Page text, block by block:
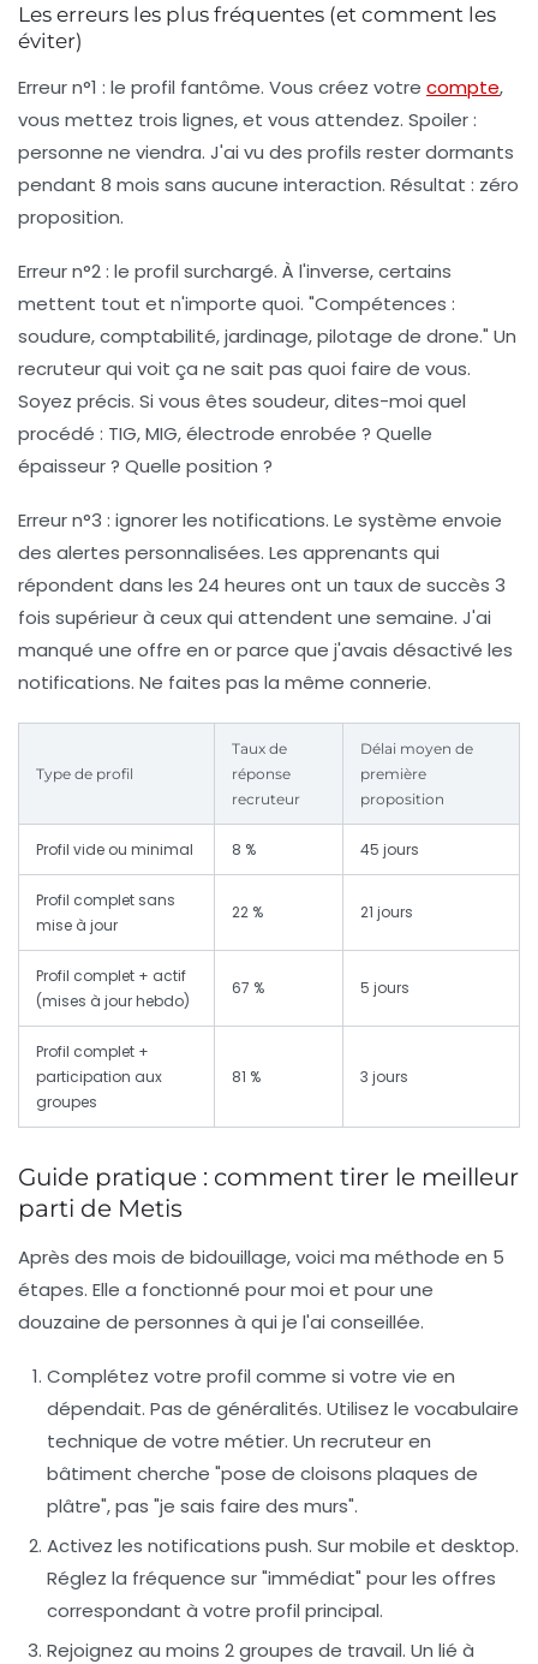
Les erreurs les plus fréquentes (et comment les
éviter)
Erreur n°1 : le profil fantôme. Vous créez votre compte,
vous mettez trois lignes, et vous attendez. Spoiler :
personne ne viendra. J'ai vu des profils rester dormants
pendant 8 mois sans aucune interaction. Résultat : zéro
proposition.
Erreur n°2 : le profil surchargé. À l'inverse, certains
mettent tout et n'importe quoi. "Compétences :
soudure, comptabilité, jardinage, pilotage de drone." Un
recruteur qui voit ça ne sait pas quoi faire de vous.
Soyez précis. Si vous êtes soudeur, dites-moi quel
procédé : TIG, MIG, électrode enrobée ? Quelle
épaisseur ? Quelle position ?
Erreur n°3 : ignorer les notifications. Le système envoie
des alertes personnalisées. Les apprenants qui
répondent dans les 24 heures ont un taux de succès 3
fois supérieur à ceux qui attendent une semaine. J'ai
manqué une offre en or parce que j'avais désactivé les
notifications. Ne faites pas la même connerie.
Type de profil
Taux de
réponse
recruteur
Délai moyen de
première
proposition
Profil vide ou minimal 8 % 45 jours
Profil complet sans
mise à jour
22 % 21 jours
Profil complet + actif
(mises à jour hebdo)
67 % 5 jours
Profil complet +
participation aux
groupes
81 % 3 jours
Guide pratique : comment tirer le meilleur
parti de Metis
Après des mois de bidouillage, voici ma méthode en 5
étapes. Elle a fonctionné pour moi et pour une
douzaine de personnes à qui je l'ai conseillée.
Complétez votre profil comme si votre vie en
dépendait. Pas de généralités. Utilisez le vocabulaire
technique de votre métier. Un recruteur en
bâtiment cherche "pose de cloisons plaques de
plâtre", pas "je sais faire des murs".
Activez les notifications push. Sur mobile et desktop.
Réglez la fréquence sur "immédiat" pour les offres
correspondant à votre profil principal.
Rejoignez au moins 2 groupes de travail. Un lié à